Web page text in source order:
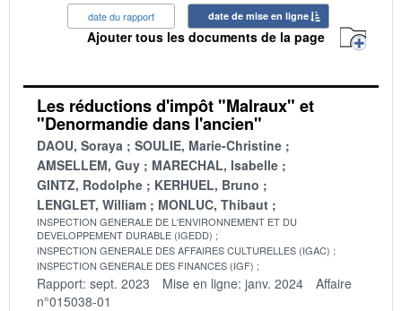
date du rapport date de mise en ligne
Ajouter tous les documents de la page
Les réductions d'impôt "Malraux" et
"Denormandie dans l'ancien"
DAOU, Soraya
SOULIE, Marie-Christine
AMSELLEM, Guy
MARECHAL, Isabelle
GINTZ, Rodolphe
KERHUEL, Bruno
LENGLET, William
MONLUC, Thibaut
INSPECTION GENERALE DE L'ENVIRONNEMENT ET DU
DEVELOPPEMENT DURABLE (IGEDD)
INSPECTION GENERALE DES AFFAIRES CULTURELLES (IGAC)
INSPECTION GENERALE DES FINANCES (IGF)
Rapport: sept. 2023 Mise en ligne: janv. 2024
Affaire
n°015038-01